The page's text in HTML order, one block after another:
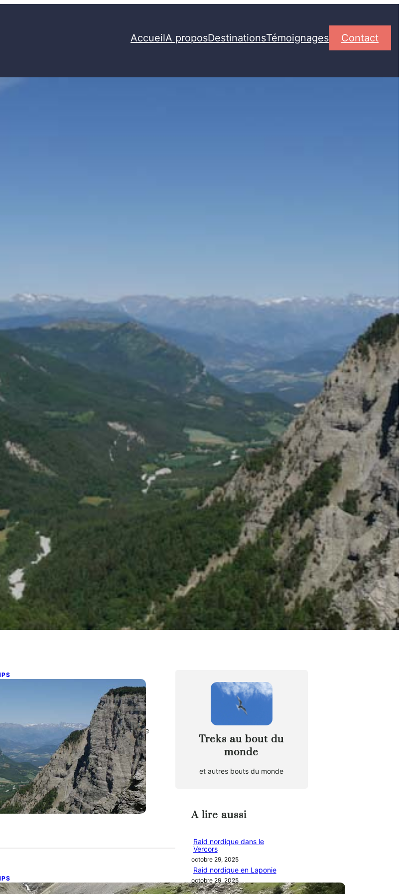
AccueilA proposDestinationsTémoignages Contact
randonnées dans le plus vaste espace
Treks au bout du
monde
et autres bouts du monde
A lire aussi
Raid nordique dans le
Vercors
octobre 29, 2025
Raid nordique en Laponie
octobre 29, 2025
Traversée du Vercors